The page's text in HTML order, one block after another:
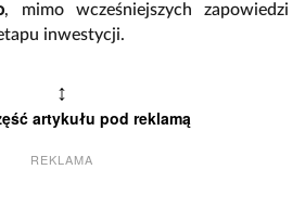
, mimo wcześniejszych zapowiedzi
inwestycji.
↕
artykułu pod reklamą
REKLAMA